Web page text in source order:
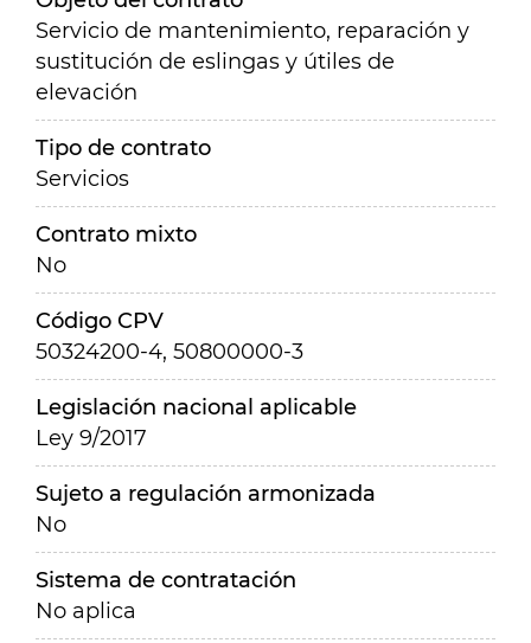
Servicio de mantenimiento, reparación y
sustitución de eslingas y útiles de
elevación
Tipo de contrato
Servicios
Contrato mixto
No
Código CPV
50324200-4, 50800000-3
Legislación nacional aplicable
Ley 9/2017
Sujeto a regulación armonizada
No
Sistema de contratación
No aplica